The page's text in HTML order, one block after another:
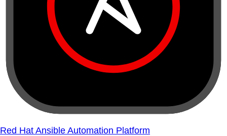
Red Hat Ansible Automation Platform